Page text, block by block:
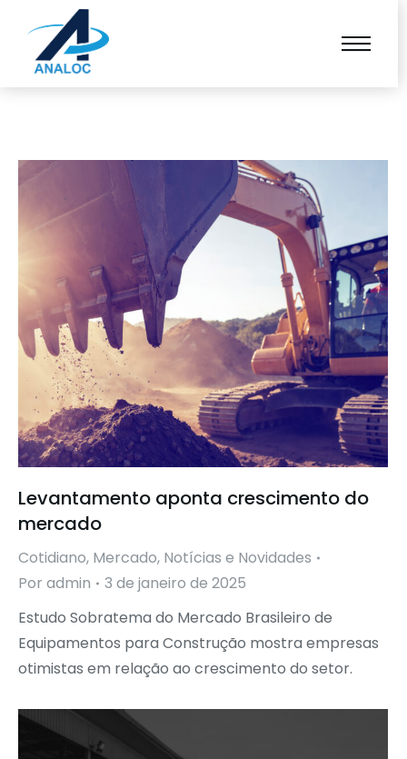
Levantamento aponta crescimento do
mercado
Cotidiano, Mercado, Notícias e Novidades
Por admin
3 de janeiro de 2025
Estudo Sobratema do Mercado Brasileiro de
Equipamentos para Construção mostra empresas
otimistas em relação ao crescimento do setor.